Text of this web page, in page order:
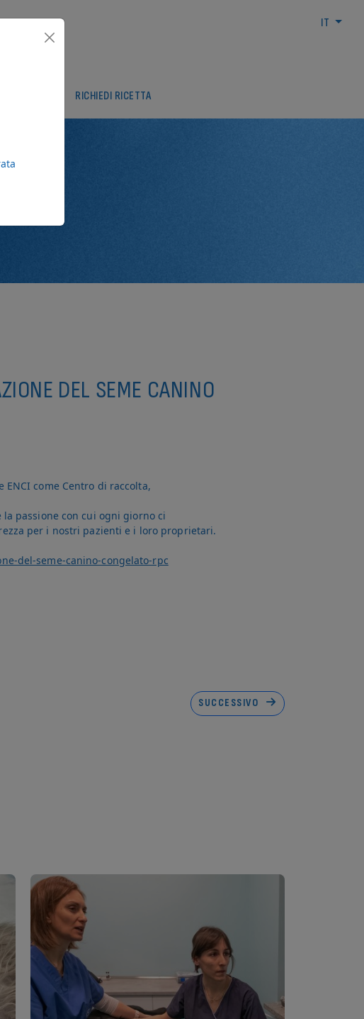
RICHIEDI RICETTA
IT
DEL SEME CANINO
come Centro di raccolta,
passione con cui ogni giorno ci
per i nostri pazienti e i loro proprietari.
del-seme-canino-congelato-rpc
SUCCESSIVO